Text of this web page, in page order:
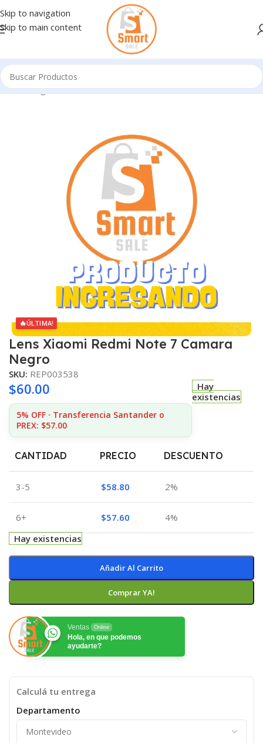
Skip to navigation
Skip to main content
Inicio/Ingresando
🔥ÚLTIMA!
Lens Xiaomi Redmi Note 7 Camara
Negro
SKU: REP003538
$60.00
5% OFF · Transferencia Santander o
PREX: $57.00
Hay
existencias
CANTIDAD PRECIO DESCUENTO
3-5 $58.80 2%
6+ $57.60
4%
Hay existencias
Añadir Al Carrito
Comprar YA!
Ventas Online
Hola, en que podemos
ayudarte?
Calculá tu entrega
Departamento